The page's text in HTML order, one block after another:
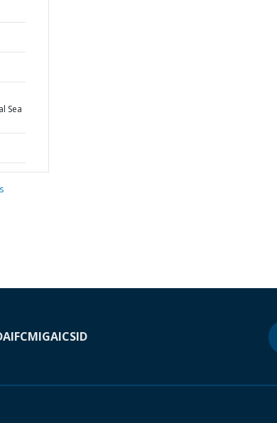
Sea
IFCMIGAICSID